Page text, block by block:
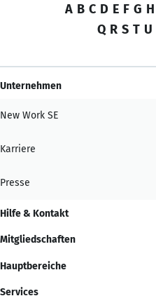
A B C D E F G H
Q R S T U
Unternehmen
New Work SE
Karriere
Presse
Hilfe & Kontakt
Mitgliedschaften
Hauptbereiche
Services